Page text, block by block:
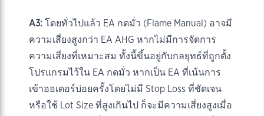
A3: โดยทั่วไปแล้ว EA กดมั่ว (Flame Manual) อาจมี
ความเสี่ยงสูงกว่า EA AHG หากไม่มีการจัดการ
ความเสี่ยงที่เหมาะสม ทั้งนี้ขึ้นอยู่กับกลยุทธ์ที่ถูกตั้ง
โปรแกรมไว้ใน EA กดมั่ว หากเป็น EA ที่เน้นการ
เข้าออเดอร์บ่อยครั้งโดยไม่มี Stop Loss ที่ชัดเจน
หรือใช้ Lot Size ที่สูงเกินไป ก็จะมีความเสี่ยงสูงเมื่อ